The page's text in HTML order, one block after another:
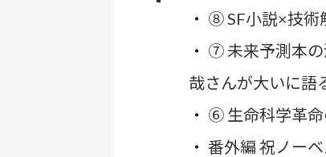
・ ⑧ SF小説×技術
・ ⑦ 未来予測本の
哉さんが大いに語
・ ⑥ 生命科学革命
・ 番外編 祝ノー